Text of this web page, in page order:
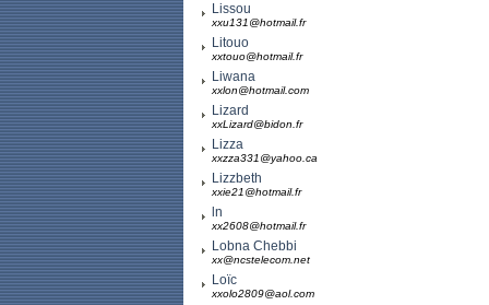
Lissou
xxu131@hotmail.fr
Litouo
xxtouo@hotmail.fr
Liwana
xxlon@hotmail.com
Lizard
xxLizard@bidon.fr
Lizza
xxzza331@yahoo.ca
Lizzbeth
xxie21@hotmail.fr
ln
xx2608@hotmail.fr
Lobna Chebbi
xx@ncstelecom.net
Loïc
xxolo2809@aol.com